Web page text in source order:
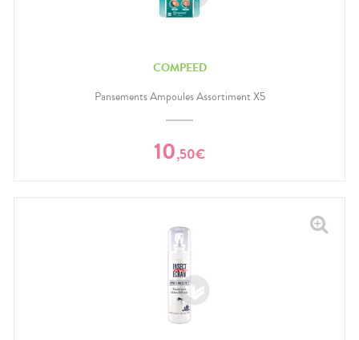
COMPEED
Pansements Ampoules Assortiment X5
10,50€